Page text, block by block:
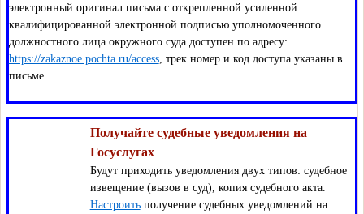
электронный оригинал письма с открепленной усиленной
квалифицированной электронной подписью уполномоченного
должностного лица окружного суда доступен по адресу:
https://zakaznoe.pochta.ru/access, трек номер и код доступа указаны в
письме.
Получайте судебные уведомления на
Госуслугах
Будут приходить уведомления двух типов: судебное
извещение (вызов в суд), копия судебного акта.
Настроитьполучение судебных уведомлений на